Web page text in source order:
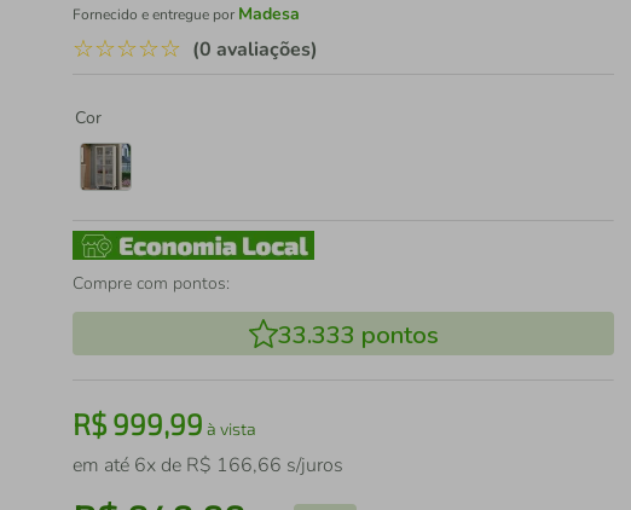
Fornecido e entregue por Madesa
☆☆☆☆☆ (0 avaliações)
Cor
Compre com pontos:
33.333 pontos
R$999,99 à vista
em até 6x de R$ 166,66 s/juros